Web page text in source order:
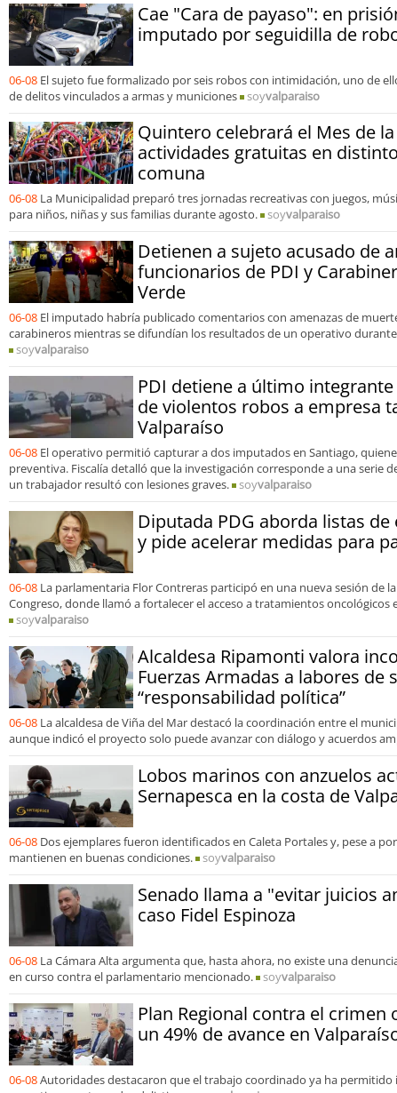
Cae "Cara de payaso": en
imputado por seguidilla de
06-08 El sujeto fue formalizado por seis robos con intimidación, uno de
de delitos vinculados a armas y municiones
soyvalparaiso
Quintero celebrará el Mes de
actividades gratuitas en
comuna
06-08 La Municipalidad preparó tres jornadas recreativas con juegos,
para niños, niñas y sus familias durante agosto.
soyvalparaiso
Detienen a sujeto acusado de
funcionarios de PDI y
Verde
06-08 El imputado habría publicado comentarios con amenazas de
carabineros mientras se difundían los resultados de un operativo
soyvalparaiso
PDI detiene a último
de violentos robos a empresa
Valparaíso
06-08 El operativo permitió capturar a dos imputados en Santiago,
preventiva. Fiscalía detalló que la investigación corresponde a una serie
un trabajador resultó con lesiones graves.
soyvalparaiso
Diputada PDG aborda listas
y pide acelerar medidas para
06-08 La parlamentaria Flor Contreras participó en una nueva sesión de la
Congreso, donde llamó a fortalecer el acceso a tratamientos oncológicos
soyvalparaiso
Alcaldesa Ripamonti valora
Fuerzas Armadas a labores de
“responsabilidad política”
06-08 La alcaldesa de Viña del Mar destacó la coordinación entre el
aunque indicó el proyecto solo puede avanzar con diálogo y acuerdos
Lobos marinos con anzuelos
Sernapesca en la costa de
06-08 Dos ejemplares fueron identificados en Caleta Portales y, pese a
mantienen en buenas condiciones.
soyvalparaiso
Senado llama a "evitar juicios
caso Fidel Espinoza
06-08 La Cámara Alta argumenta que, hasta ahora, no existe una
en curso contra el parlamentario mencionado.
soyvalparaiso
Plan Regional contra el crimen
un 49% de avance en
06-08Autoridades destacaron que el trabajo coordinado ya ha